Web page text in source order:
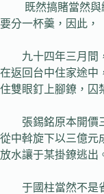
既然搞賭當然與縱
要分一杯羹，因此，
九十四年三月間，
在返回台中住家途中
住雙眼釘上腳鐐，囚
張錫銘原本開價三
從中斡旋下以三億元
放水讓于某掛鐐逃出
于國柱當然不是省